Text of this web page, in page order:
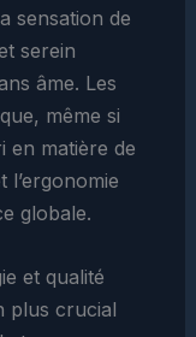
sensation de
serein
âme. Les
même si
en matière de
l’ergonomie
globale.
et qualité
plus crucial